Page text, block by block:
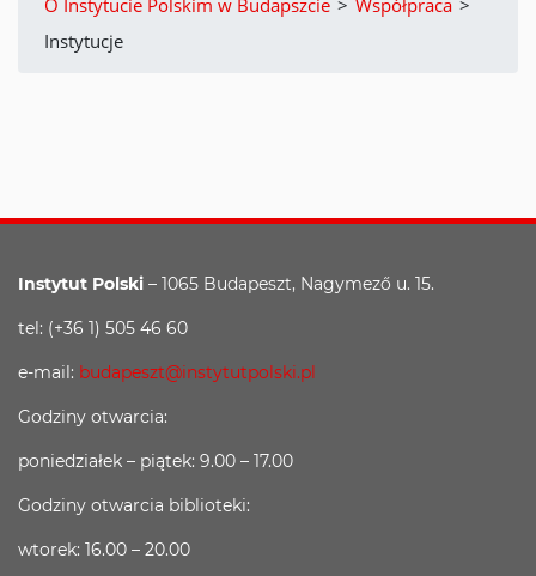
O Instytucie Polskim w Budapszcie > Współpraca >
Instytucje
Instytut Polski – 1065 Budapeszt, Nagymező u. 15.
tel: (+36 1) 505 46 60
e-mail: budapeszt@instytutpolski.pl
Godziny otwarcia:
poniedziałek – piątek: 9.00 – 17.00
Godziny otwarcia biblioteki:
wtorek: 16.00 – 20.00